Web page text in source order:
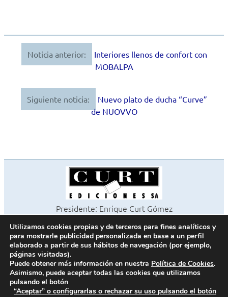
Navegación
entradas
Noticia anterior:
Interiores llenos de confort con
MOBALPA
Siguiente noticia:
Nuevo plato de ducha “Curve”
de NUOVVO
Presidente: Enrique Curt Gómez
©2026 Revista Cocinas y Baños
Todos los derechos reservados
Paseo de Gracia, 63. 1º 2ª. 08008 Barcelona -
Fax 933 183 505
Utilizamos cookies propias y de terceros para fines analíticos y
para mostrarle publicidad personalizada en base a un perfil
elaborado a partir de sus hábitos de navegación (por ejemplo,
páginas visitadas).
Puede obtener más información en nuestra Política de Cookies.
Asimismo, puede aceptar todas las cookies que utilizamos
pulsando el botón
“Aceptar” o configurarlas o rechazar su uso pulsando el botón